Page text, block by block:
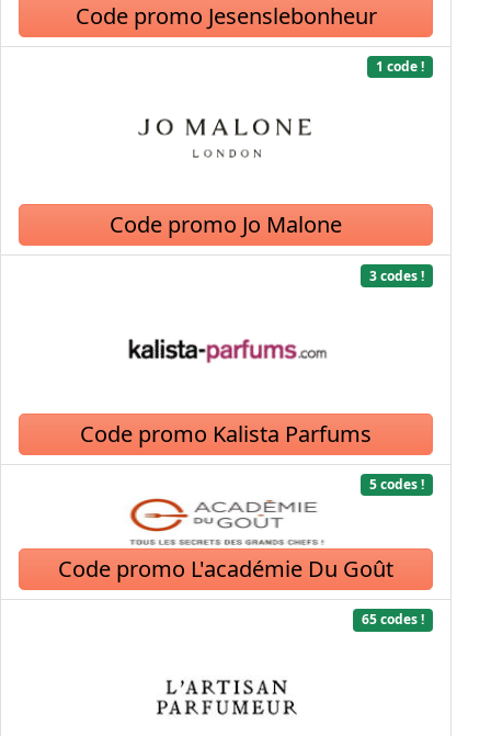
Code promo Jesenslebonheur
1 code !
Code promo Jo Malone
3 codes !
Code promo Kalista Parfums
5 codes !
Code promo L'académie Du Goût
65 codes !